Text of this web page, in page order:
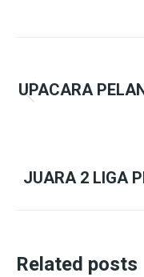
navigation
UPACARA
JUARA 2 LIGA
Related posts